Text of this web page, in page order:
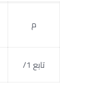
م
تابع 1/